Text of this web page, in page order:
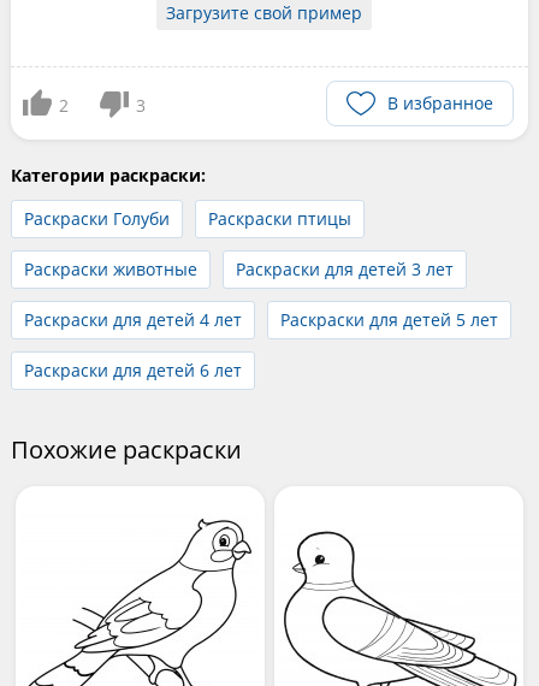
Загрузите свой пример
2 3 В избранное
Категории раскраски:
Раскраски Голуби
Раскраски птицы
Раскраски животные Раскраски для детей 3 лет
Раскраски для детей 4 лет Раскраски для детей 5 лет
Раскраски для детей 6 лет
Похожие раскраски